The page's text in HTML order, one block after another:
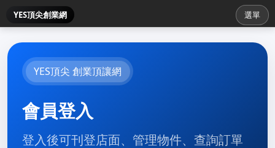
YES頂尖創業網 選單
YES頂尖 創業頂讓網
會員登入
登入後可刊登店面、管理物件、查詢訂單